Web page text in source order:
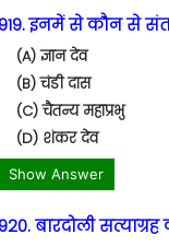
919. इनमें से कौन से
(A) ज्ञान देव
(B) चंडी दास
(C) चैतन्य महाप्रभु
(D) शंकर देव
Show Answer
920. बारदोली